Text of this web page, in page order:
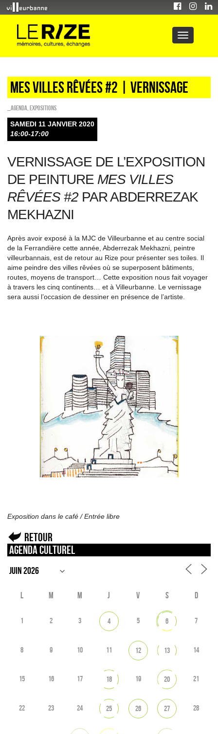
Mes villes rêvées #2 | vernissage
_Agenda EXPOSITIONS
SAMEDI 11 JANVIER 2020
16:00-17:00
VERNISSAGE DE L’EXPOSITION
DE PEINTURE MES VILLES
RÊVÉES #2PAR ABDERREZAK
MEKHAZNI
Après avoir exposé à la MJC de Villeurbanne et au centre social
de la Ferrandière cette année, Abderrezak Mekhazni, peintre
villeurbannais, est de retour au Rize pour présenter ses toiles. Il
aime peindre des villes rêvées où se superposent bâtiments,
routes, moyens de transport… Cette exposition nous fait voyager
à travers les cinq continents… et à Villeurbanne. Le vernissage
sera aussi l’occasion de dessiner en présence de l’artiste.
Exposition dans le café / Entrée libre
Retour
Agenda culturel
L M M J V S D
1 2 3 4 5 6 7
8 9 10 11 12 13 14
15 16 17 18 19 20 21
22 23 24 25 26 27 28